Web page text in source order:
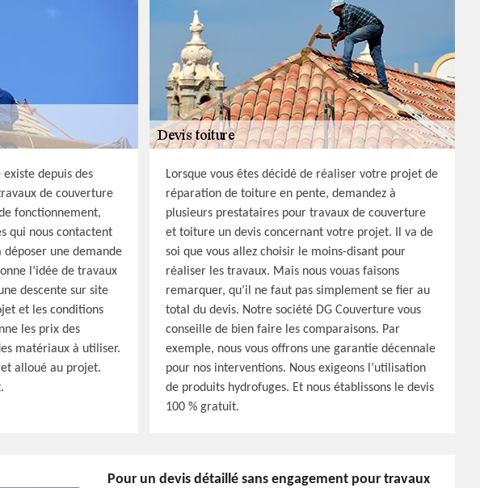
depuis des
de couverture
fonctionnement,
qui nous contactent
une demande
l’idée de travaux
descente sur site
et les conditions
les prix des
matériaux à utiliser.
alloué au projet.
Lorsque vous êtes décidé de réaliser votre projet de
réparation de toiture en pente, demandez à
plusieurs prestataires pour travaux de couverture
et toiture un devis concernant votre projet. Il va de
soi que vous allez choisir le moins-disant pour
réaliser les travaux. Mais nous vouas faisons
remarquer, qu’il ne faut pas simplement se fier au
total du devis. Notre société DG Couverture vous
conseille de bien faire les comparaisons. Par
exemple, nous vous offrons une garantie décennale
pour nos interventions. Nous exigeons l’utilisation
de produits hydrofuges. Et nous établissons le devis
100 % gratuit.
Pour un devis détaillé sans engagement pour travaux